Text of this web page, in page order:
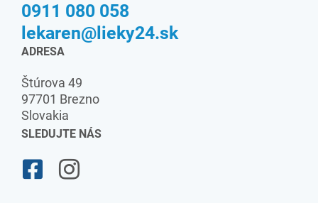
0911 080 058
lekaren@lieky24.sk
ADRESA
Štúrova 49
97701 Brezno
Slovakia
SLEDUJTE NÁS